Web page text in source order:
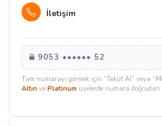
İletişim
9053 •••••• 52
Tam numarayı görmek için “Teklif Al” veya
Altın ve Platinum üyelerde numara